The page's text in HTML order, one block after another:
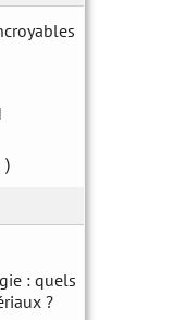
)
: quels
?